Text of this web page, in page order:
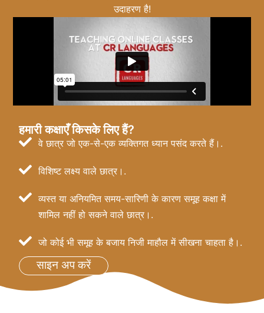
उदाहरण है!
हमारी कक्षाएँ किसके लिए हैं?
वे छात्र जो एक-से-एक व्यक्तिगत ध्यान पसंद करते हैं।.
विशिष्ट लक्ष्य वाले छात्र।.
व्यस्त या अनियमित समय-सारिणी के कारण समूह कक्षा में
शामिल नहीं हो सकने वाले छात्र।.
जो कोई भी समूह के बजाय निजी माहौल में सीखना चाहता है।.
साइन अप करें